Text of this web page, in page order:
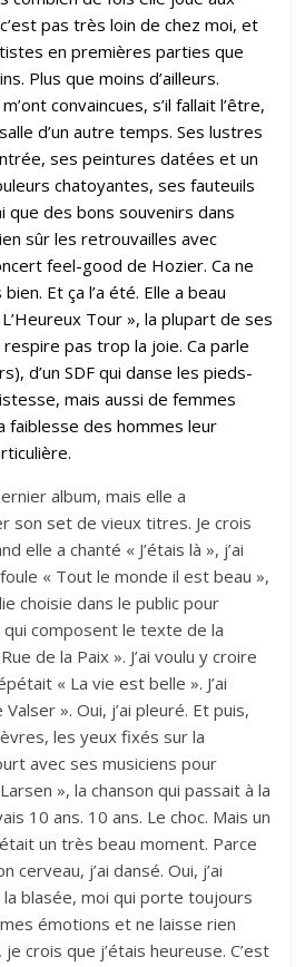
pas très loin de chez moi, et
en premières parties que
Plus que moins d’ailleurs.
convaincues, s’il fallait l’être,
d’un autre temps. Ses lustres
ses peintures datées et un
chatoyantes, ses fauteuils
que des bons souvenirs dans
sûr les retrouvailles avec
feel-good de Hozier. Ca ne
Et ça l’a été. Elle a beau
Tour », la plupart de ses
respire pas trop la joie. Ca parle
d’un SDF qui danse les pieds-
mais aussi de femmes
faiblesse des hommes leur
album, mais elle a
son set de vieux titres. Je crois
elle a chanté « J’étais là », j’ai
« Tout le monde il est beau »,
choisie dans le public pour
composent le texte de la
de la Paix ». J’ai voulu y croire
« La vie est belle ». J’ai
Valser ». Oui, j’ai pleuré. Et puis,
les yeux fixés sur la
avec ses musiciens pour
», la chanson qui passait à la
10 ans. 10 ans. Le choc. Mais un
un très beau moment. Parce
cerveau, j’ai dansé. Oui, j’ai
la blasée, moi qui porte toujours
émotions et ne laisse rien
crois que j’étais heureuse. C’est